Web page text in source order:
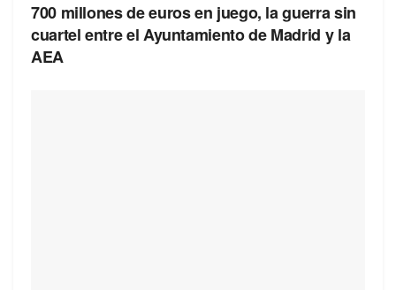
700 millones de euros en juego, la guerra sin
cuartel entre el Ayuntamiento de Madrid y la
AEA